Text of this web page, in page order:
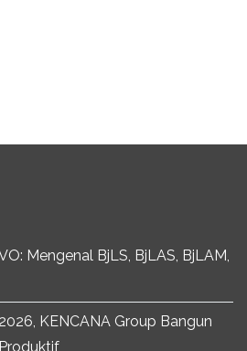
Mengenal BjLS, BjLAS, BjLAM,
KENCANA Group Bangun